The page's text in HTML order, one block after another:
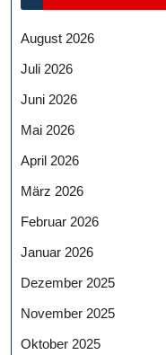
August 2026
Juli 2026
Juni 2026
Mai 2026
April 2026
März 2026
Februar 2026
Januar 2026
Dezember 2025
November 2025
Oktober 2025